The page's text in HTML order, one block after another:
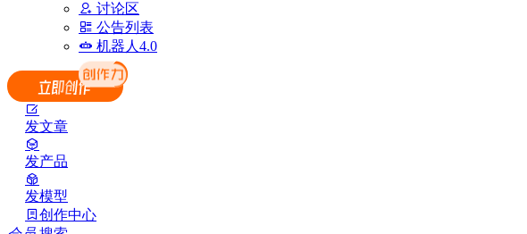
讨论区
公告列表
机器人4.0
发文章
发产品
发模型
创作中心